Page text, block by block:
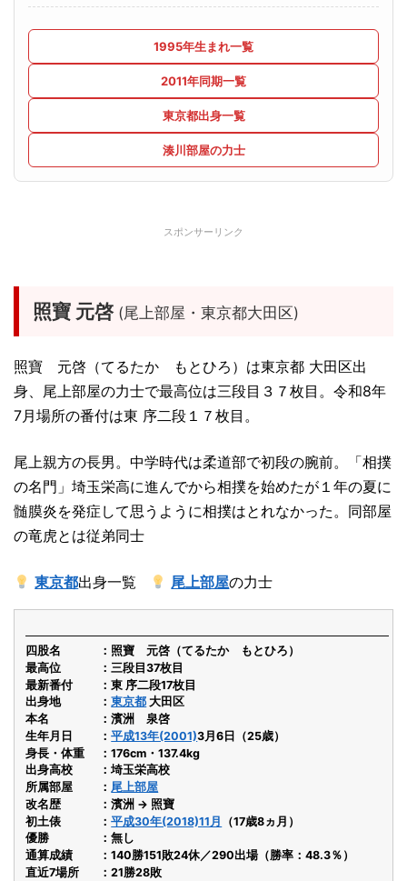
1995年生まれ一覧
2011年同期一覧
東京都出身一覧
湊川部屋の力士
スポンサーリンク
照寶 元啓 (尾上部屋・東京都大田区)
照寶 元啓（てるたか もとひろ）は東京都 大田区出
身、尾上部屋の力士で最高位は三段目３７枚目。令和8年
7月場所の番付は東 序二段１７枚目。
尾上親方の長男。中学時代は柔道部で初段の腕前。「相撲
の名門」埼玉栄高に進んでから相撲を始めたが１年の夏に
髄膜炎を発症して思うように相撲はとれなかった。同部屋
の竜虎とは従弟同士
東京都出身一覧 尾上部屋の力士
四股名
照寶 元啓（てるたか もとひろ）
最高位
三段目37枚目
最新番付
東 序二段17枚目
出身地
東京都 大田区
本名
濱洲 泉啓
生年月日
平成13年(2001)3月6日（25歳）
身長・体重
176cm・137.4kg
出身高校
埼玉栄高校
所属部屋
尾上部屋
改名歴
濱洲 → 照寶
初土俵
平成30年(2018)11月
（17歳8ヵ月）
優勝
無し
通算成績
140勝151敗24休／290出場（勝率：48.3％）
直近7場所
21勝28敗